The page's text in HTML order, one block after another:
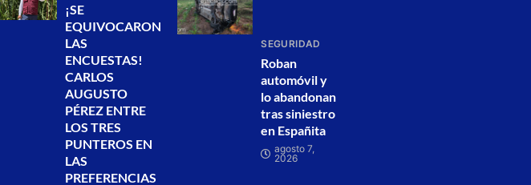
¡SE
EQUIVOCARON
LAS
ENCUESTAS!
CARLOS
AUGUSTO
PÉREZ ENTRE
LOS TRES
PUNTEROS EN
LAS
PREFERENCIAS
SEGURIDAD
Roban
automóvil y
lo abandonan
tras siniestro
en Españita
agosto 7,
2026